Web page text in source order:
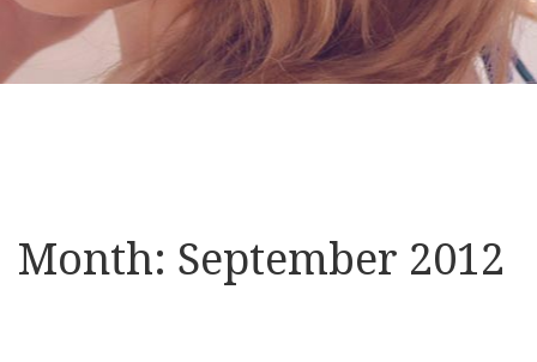
Month: September 2012